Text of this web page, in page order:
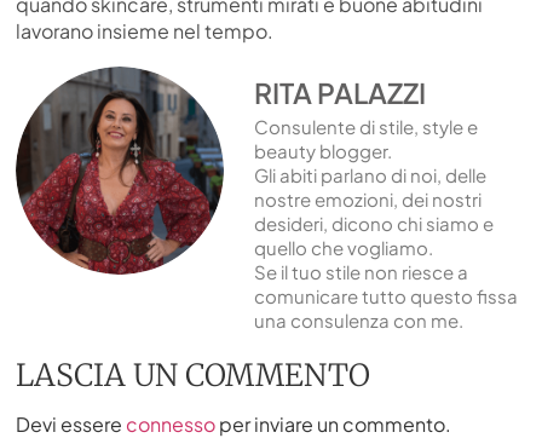
lavorano insieme nel tempo.
RITA PALAZZI
Consulente di stile, style e
beauty blogger.
Gli abiti parlano di noi, delle
nostre emozioni, dei nostri
desideri, dicono chi siamo e
quello che vogliamo.
Se il tuo stile non riesce a
comunicare tutto questo fissa
una consulenza con me.
LASCIA UN COMMENTO
Devi essere connessoper inviare un commento.